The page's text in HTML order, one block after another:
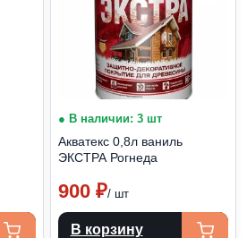
● В наличии: 3 шт
Акватекс 0,8л ваниль
ЭКСТРА Рогнеда
900 ₽/ шт
В корзину